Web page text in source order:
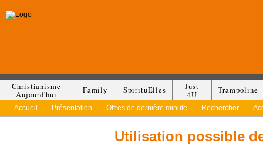
Christianisme
Aujourd'hui
Family SpirituElles
Just
4U
Trampoline
Accueil Présentation Offres de dernière minute Rechercher
Utilisation possible